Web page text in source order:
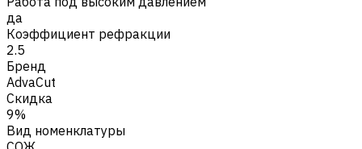
да
Коэффициент рефракции
2.5
Бренд
AdvaCut
Скидка
9%
Вид номенклатуры